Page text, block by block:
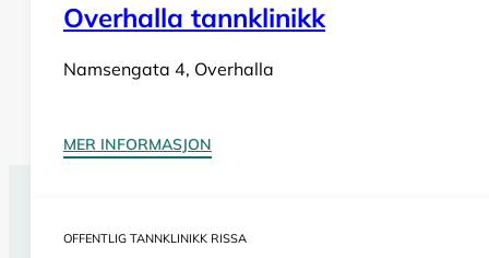
Overhalla tannklinikk
Namsengata 4, Overhalla
MER INFORMASJON
OFFENTLIG TANNKLINIKK RISSA
Tannlegevakt Leksvik